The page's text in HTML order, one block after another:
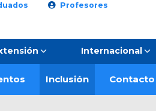
Profesores
Internacional
Inclusión Contacto